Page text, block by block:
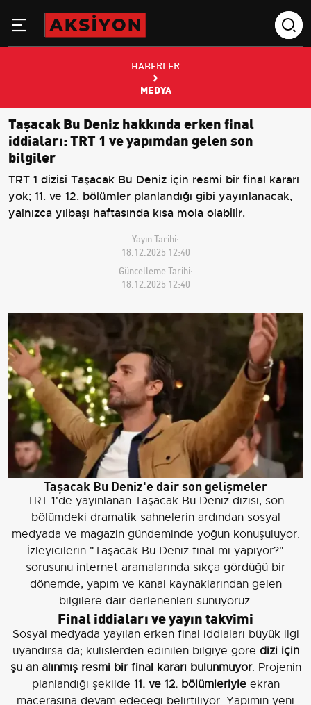
HABERLER
MEDYA
Taşacak Bu Deniz hakkında erken final
iddiaları: TRT 1 ve yapımdan gelen son
bilgiler
TRT 1 dizisi Taşacak Bu Deniz için resmi bir final kararı
yok; 11. ve 12. bölümler planlandığı gibi yayınlanacak,
yalnızca yılbaşı haftasında kısa mola olabilir.
Yayın Tarihi:
18.12.2025 12:40
Güncelleme Tarihi:
18.12.2025 12:40
Taşacak Bu Deniz'e dair son gelişmeler
TRT 1'de yayınlanan Taşacak Bu Deniz dizisi, son
bölümdeki dramatik sahnelerin ardından sosyal
medyada ve magazin gündeminde yoğun konuşuluyor.
İzleyicilerin "Taşacak Bu Deniz final mi yapıyor?"
sorusunu internet aramalarında sıkça gördüğü bir
dönemde, yapım ve kanal kaynaklarından gelen
bilgilere dair derlenenleri sunuyoruz.
Final iddiaları ve yayın takvimi
Sosyal medyada yayılan erken final iddiaları büyük ilgi
uyandırsa da; kulislerden edinilen bilgiye göre dizi için
şu an alınmış resmi bir final kararı bulunmuyor. Projenin
planlandığı şekilde 11. ve 12. bölümleriyleekran
macerasına devam edeceği belirtiliyor. Yapımın yeni